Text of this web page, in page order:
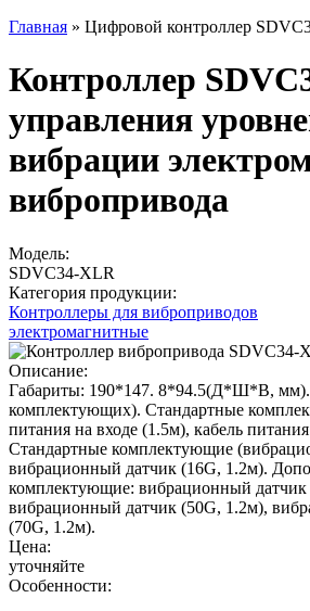
Главная » Цифровой контроллер
Контроллер
управления
вибрации
вибропривода
Модель:
SDVC34-XLR
Категория продукции:
Контроллеры для виброприводов
электромагнитные
Описание:
Габариты: 190*147. 8*94.5(Д*Ш*В, мм).
комплектующих). Стандартные
питания на входе (1.5м), кабель
Стандартные комплектующие
вибрационный датчик (16G, 1.2м).
комплектующие: вибрационный датчик
вибрационный датчик (50G, 1.2м),
(70G, 1.2м).
Цена:
уточняйте
Особенности: